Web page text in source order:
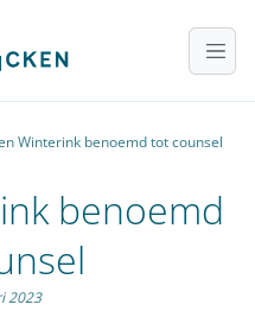
Winterink benoemd tot counsel
benoemd
2023